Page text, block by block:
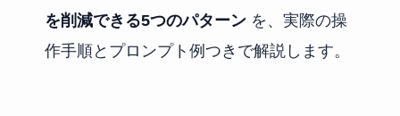
を削減できる5つのパターン を、実際の操
作手順とプロンプト例つきで解説します。